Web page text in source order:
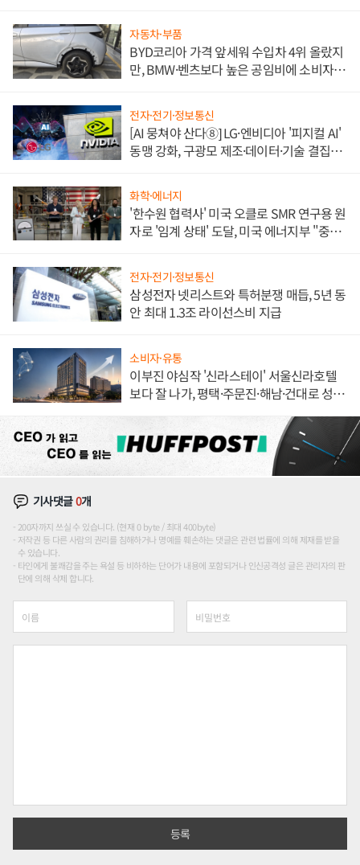
자동차·부품
BYD코리아 가격 앞세워 수입차 4위 올랐지
만, BMW·벤츠보다 높은 공임비에 소비자
전자·전기·정보통신
[AI 뭉쳐야 산다⑧] LG·엔비디아 '피지컬 AI'
동맹 강화, 구광모 제조·데이터·기술 결집
화학·에너지
'한수원 협력사' 미국 오클로 SMR 연구용 원
자로 '임계 상태' 도달, 미국 에너지부 "중요
전자·전기·정보통신
삼성전자 넷리스트와 특허분쟁 매듭, 5년 동
안 최대 1.3조 라이선스비 지급
소비자·유통
이부진 야심작 '신라스테이' 서울신라호텔
보다 잘 나가, 평택·주문진·해남·건대로 성
기사댓글0개
200자까지 쓰실 수 있습니다. (현재 0 byte / 최대 400byte)
저작권 등 다른 사람의 권리를 침해하거나 명예를 훼손하는 댓글은 관련 법률에 의해 제재를 받을
수 있습니다.
타인에게 불쾌감을 주는 욕설 등 비하하는 단어가 내용에 포함되거나 인신공격성 글은 관리자의 판
단에 의해 삭제 합니다.